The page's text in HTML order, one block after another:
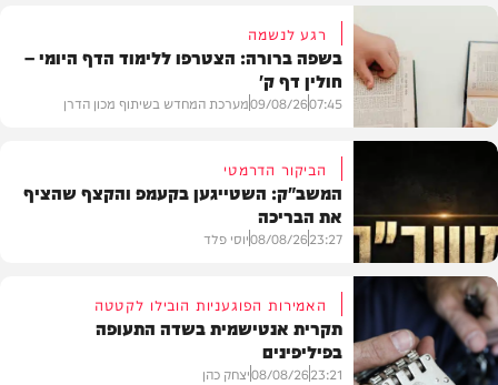
בית המדרש
רגע לנשמה
בשפה ברורה: הצטרפו ללימוד הדף היומי –
חולין דף ק'
07:45
09/08/26מערכת המחדש בשיתוף מכון הדרן
המשב"ק
הביקור הדרמטי
המשב"ק: השטייגען בקעמפ והקצף שהציף
את הבריכה
23:27
08/08/26יוסי פלד
האמירות הפוגעניות הובילו לקטטה
תקרית אנטישמית בשדה התעופה
בפיליפינים
23:21
08/08/26יצחק כהן